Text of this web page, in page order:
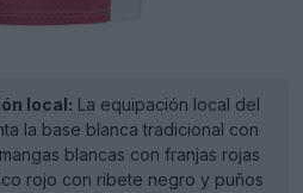
local: La equipación local del
la base blanca tradicional con
blancas con franjas rojas
rojo con ribete negro y puños